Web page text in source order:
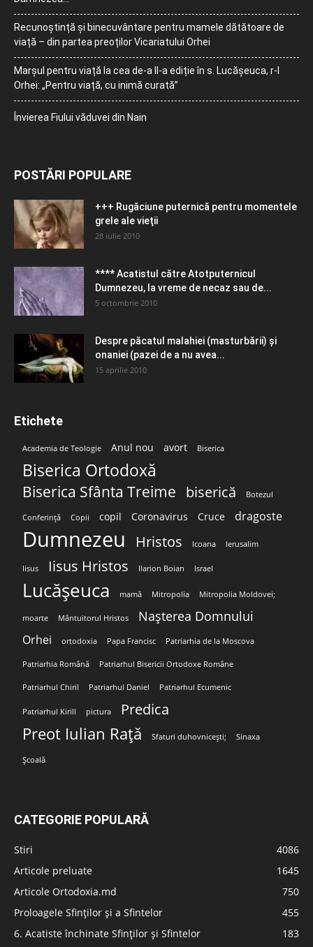
Recunoștință și binecuvântare pentru mamele dătătoare de
viață – din partea preoților Vicariatului Orhei
Marșul pentru viață la cea de-a II-a ediție în s. Lucășeuca, r-l
Orhei: „Pentru viață, cu inimă curată”
Învierea Fiului văduvei din Nain
POSTĂRI POPULARE
+++ Rugăciune puternică pentru momentele
grele ale vieţii
28 iulie 2010
**** Acatistul către Atotputernicul
Dumnezeu, la vreme de necaz sau de...
5 octombrie 2010
Despre păcatul malahiei (masturbării) şi
onaniei (pazei de a nu avea...
15 aprilie 2010
Etichete
Academia de Teologie Anul nou avort Biserica
Biserica Ortodoxă
Biserica Sfânta Treime biserică Botezul
Conferință Copii copil Coronavirus Cruce dragoste
Dumnezeu Hristos Icoana Ierusalim
Iisus Iisus Hristos Ilarion Boian Israel
Lucășeuca mamă Mitropolia Mitropolia Moldovei;
moarte Mântuitorul Hristos Nașterea Domnului
Orhei ortodoxia Papa Francisc Patriarhia de la Moscova
Patriarhia Română Patriarhul Bisericii Ortodoxe Române
Patriarhul Chiril Patriarhul Daniel Patriarhul Ecumenic
Patriarhul Kirill pictura Predica
Preot Iulian Rață Sfaturi duhovnicești; Sinaxa
Școală
CATEGORIE POPULARĂ
Stiri
4086
Articole preluate
1645
Articole Ortodoxia.md
750
Proloagele Sfinților și a Sfintelor
455
6. Acatiste închinate Sfinților și Sfintelor
183